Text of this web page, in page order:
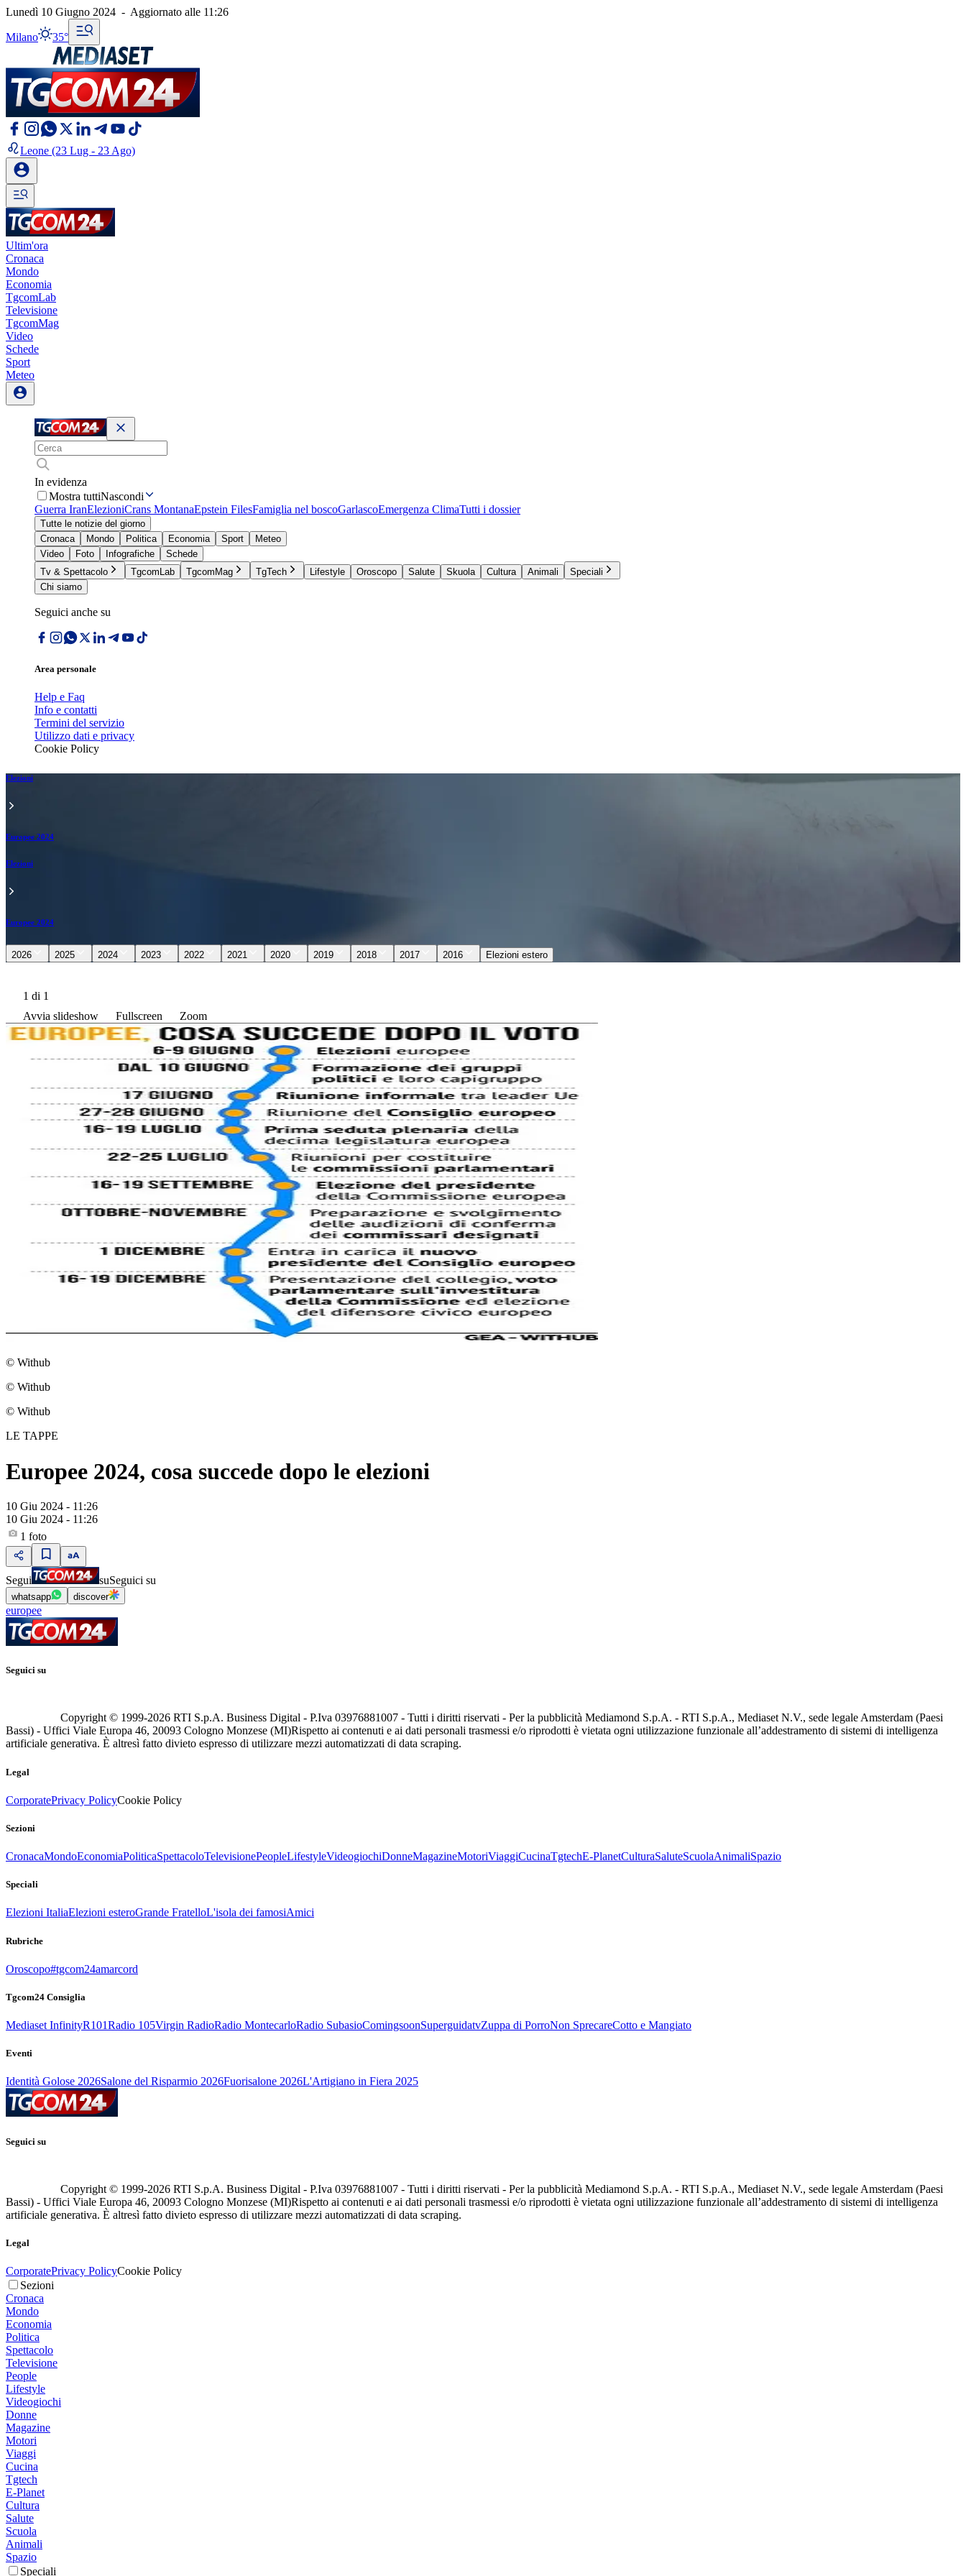
Lunedì 10 Giugno 2024 - Aggiornato alle 11:26
Milano 35°
Leone (23 Lug - 23 Ago)
Ultim'ora
Cronaca
Mondo
Economia
TgcomLab
Televisione
TgcomMag
Video
Schede
Sport
Meteo
In evidenza
Mostra tuttiNascondi
Guerra IranElezioniCrans MontanaEpstein FilesFamiglia nel boscoGarlascoEmergenza ClimaTutti i dossier
Tutte le notizie del giorno
Cronaca
Mondo Politica Economia Sport
Meteo
Video
Foto Infografiche
Schede
Tv & Spettacolo
TgcomLab TgcomMag TgTech Lifestyle Oroscopo Salute Skuola Cultura Animali
Speciali
Chi siamo
Seguici anche su
Area personale
Help e Faq
Info e contatti
Termini del servizio
Utilizzo dati e privacy
Cookie Policy
Elezioni
Europee 2024
Elezioni
Europee 2024
2026 2025 2024 2023 2022 2021 2020 2019 2018 2017 2016 Elezioni estero
1 di 1
Avvia slideshow
Fullscreen Zoom
© Withub
© Withub
© Withub
LE TAPPE
Europee 2024, cosa succede dopo le elezioni
10 Giu 2024 - 11:26
10 Giu 2024 - 11:26
1 foto
Segui suSeguici su
whatsapp discover
europee
Seguici su
Copyright © 1999-2026 RTI S.p.A. Business Digital - P.Iva 03976881007 - Tutti i diritti riservati - Per la pubblicità Mediamond S.p.A. - RTI S.p.A., Mediaset N.V., sede legale Amsterdam (Paesi
Bassi) - Uffici Viale Europa 46, 20093 Cologno Monzese (MI)Rispetto ai contenuti e ai dati personali trasmessi e/o riprodotti è vietata ogni utilizzazione funzionale all’addestramento di sistemi di intelligenza
artificiale generativa. È altresì fatto divieto espresso di utilizzare mezzi automatizzati di data scraping.
Legal
CorporatePrivacy PolicyCookie Policy
Sezioni
CronacaMondoEconomiaPoliticaSpettacoloTelevisionePeopleLifestyleVideogiochiDonneMagazineMotoriViaggiCucinaTgtechE-PlanetCulturaSaluteScuolaAnimaliSpazio
Speciali
Elezioni ItaliaElezioni esteroGrande FratelloL'isola dei famosiAmici
Rubriche
Oroscopo#tgcom24amarcord
Tgcom24 Consiglia
Mediaset InfinityR101Radio 105Virgin RadioRadio MontecarloRadio SubasioComingsoonSuperguidatvZuppa di PorroNon SprecareCotto e Mangiato
Eventi
Identità Golose 2026Salone del Risparmio 2026Fuorisalone 2026L'Artigiano in Fiera 2025
Seguici su
Copyright © 1999-2026 RTI S.p.A. Business Digital - P.Iva 03976881007 - Tutti i diritti riservati - Per la pubblicità Mediamond S.p.A. - RTI S.p.A., Mediaset N.V., sede legale Amsterdam (Paesi
Bassi) - Uffici Viale Europa 46, 20093 Cologno Monzese (MI)Rispetto ai contenuti e ai dati personali trasmessi e/o riprodotti è vietata ogni utilizzazione funzionale all’addestramento di sistemi di intelligenza
artificiale generativa. È altresì fatto divieto espresso di utilizzare mezzi automatizzati di data scraping.
Legal
CorporatePrivacy PolicyCookie Policy
Sezioni
Cronaca
Mondo
Economia
Politica
Spettacolo
Televisione
People
Lifestyle
Videogiochi
Donne
Magazine
Motori
Viaggi
Cucina
Tgtech
E-Planet
Cultura
Salute
Scuola
Animali
Spazio
Speciali